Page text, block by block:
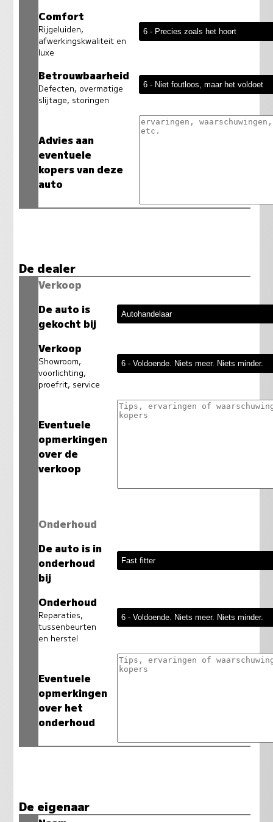
Comfort
Rijgeluiden,
afwerkingskwaliteit en
luxe
Betrouwbaarheid
Defecten, overmatige
slijtage, storingen
Advies aan
eventuele
kopers van deze
auto
De dealer
Verkoop
De auto is
gekocht bij
Verkoop
Showroom,
voorlichting,
proefrit, service
Eventuele
opmerkingen
over de
verkoop
Onderhoud
De auto is in
onderhoud
bij
Onderhoud
Reparaties,
tussenbeurten
en herstel
Eventuele
opmerkingen
over het
onderhoud
De eigenaar